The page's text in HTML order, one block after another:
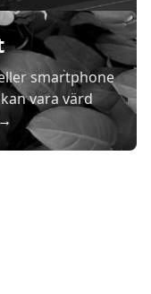
smartphone
vara värd